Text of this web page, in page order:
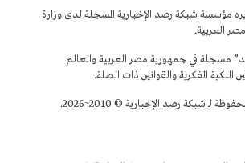
مؤسسة شبكة رصد الإخبارية المسجلة لدى وزارة
العربية.
مسجلة في جمهورية مصر العربية والعالم
الفكرية والقوانين ذات الصلة.
شبكة رصد الإخبارية © 2010~2026.